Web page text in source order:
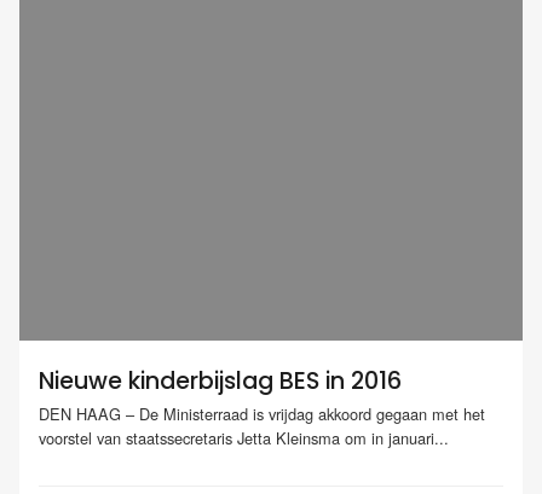
Nieuwe kinderbijslag BES in 2016
DEN HAAG – De Ministerraad is vrijdag akkoord gegaan met het
voorstel van staatssecretaris Jetta Kleinsma om in januari...